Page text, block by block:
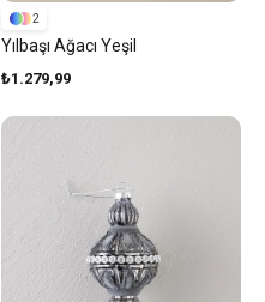
Yılbaşı Ağacı Yeşil
₺1.279,99
2